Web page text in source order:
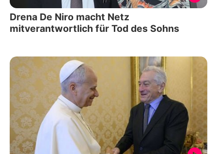
Drena De Niro macht Netz
mitverantwortlich für Tod des Sohns